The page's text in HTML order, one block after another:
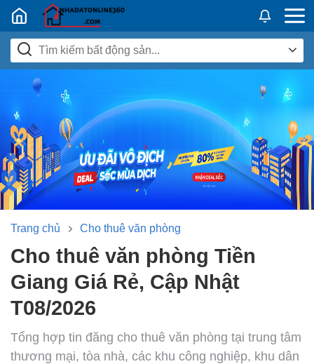
Nhadatban24h.vn
Trang chủ Cho thuê văn phòng
Cho thuê văn phòng Tiền
Giang Giá Rẻ, Cập Nhật
T08/2026
Tổng hợp tin đăng cho thuê văn phòng tại trung tâm
thương mại, tòa nhà, các khu công nghiệp, khu dân